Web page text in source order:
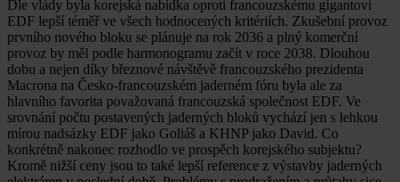
Dle vlády byla korejská nabídka oproti francouzskému gigantovi
EDF lepší téměř ve všech hodnocených kritériích. Zkušební provoz
prvního nového bloku se plánuje na rok 2036 a plný komerční
provoz by měl podle harmonogramu začít v roce 2038. Dlouhou
dobu a nejen díky březnové návštěvě francouzského prezidenta
Macrona na Česko-francouzském jaderném fóru byla ale za
hlavního favorita považovaná francouzská společnost EDF. Ve
srovnání počtu postavených jaderných bloků vychází jen s lehkou
mírou nadsázky EDF jako Goliáš a KHNP jako David. Co
konkrétně nakonec rozhodlo ve prospěch korejského subjektu?
Kromě nižší ceny jsou to také lepší reference z výstavby jaderných